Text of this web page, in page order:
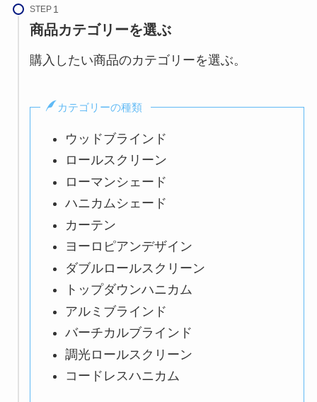
STEP
商品カテゴリーを選ぶ
購入したい商品のカテゴリーを選ぶ。
カテゴリーの種類
ウッドブラインド
ロールスクリーン
ローマンシェード
ハニカムシェード
カーテン
ヨーロピアンデザイン
ダブルロールスクリーン
トップダウンハニカム
アルミブラインド
バーチカルブラインド
調光ロールスクリーン
コードレスハニカム